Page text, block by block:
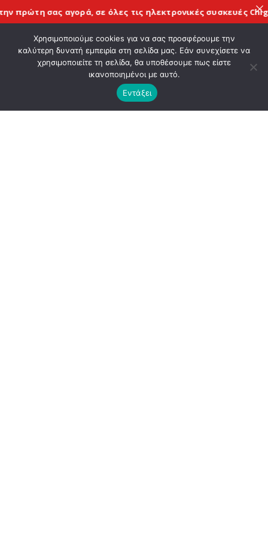
CATEGORY
BANNER
πρώτη σας αγορά, σε όλες τις ηλεκτρονικές συσκευές
Χρησιμοποιούμε cookies για να σας προσφέρουμε την
καλύτερη δυνατή εμπειρία στη σελίδα μας. Εάν συνεχίσετε να
χρησιμοποιείτε τη σελίδα, θα υποθέσουμε πως είστε
ικανοποιημένοι με αυτό.
Εντάξει